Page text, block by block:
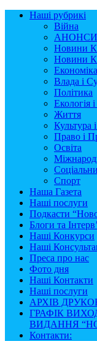
Наші рубрикі
Війна
АНОНСИ
Новини
Новини
Економіка
Влада і
Політика
Екологія
Життя
Культура
Право і
Освіта
Спорт
Наша Газета
Наші послуги
Подкасти
Блоги та
Наші Конкурси
Наші
Преса про нас
Фото дня
Наші Контакти
Наші послуги
АРХІВ
ГРАФІК
ВИДАННЯ
Контакти: